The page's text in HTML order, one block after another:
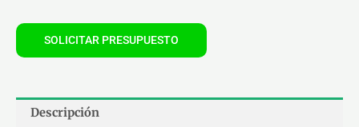
SOLICITAR PRESUPUESTO
Descripción